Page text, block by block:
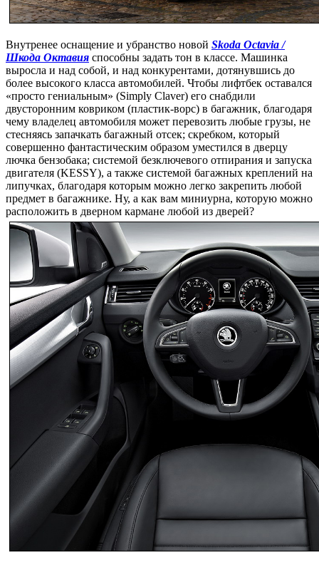
Внутренее оснащение и убранство новой Skoda Octavia /
Шкода Октавия способны задать тон в классе. Машинка
выросла и над собой, и над конкурентами, дотянувшись до
более высокого класса автомобилей. Чтобы лифтбек оставался
«просто гениальным» (Simply Claver) его снабдили
двусторонним ковриком (пластик-ворс) в багажник, благодаря
чему владелец автомобиля может перевозить любые грузы, не
стесняясь запачкать багажный отсек; скребком, который
совершенно фантастическим образом уместился в дверцу
лючка бензобака; системой безключевого отпирания и запуска
двигателя (KESSY), а также системой багажных креплений на
липучках, благодаря которым можно легко закрепить любой
предмет в багажнике. Ну, а как вам миниурна, которую можно
расположить в дверном кармане любой из дверей?